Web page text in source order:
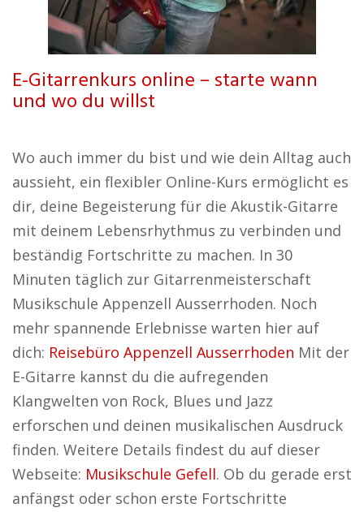
E-Gitarrenkurs online – starte wann
und wo du willst
Wo auch immer du bist und wie dein Alltag auch
aussieht, ein flexibler Online-Kurs ermöglicht es
dir, deine Begeisterung für die Akustik-Gitarre
mit deinem Lebensrhythmus zu verbinden und
beständig Fortschritte zu machen. In 30
Minuten täglich zur Gitarrenmeisterschaft
Musikschule Appenzell Ausserrhoden. Noch
mehr spannende Erlebnisse warten hier auf
dich: Reisebüro Appenzell Ausserrhoden Mit der
E-Gitarre kannst du die aufregenden
Klangwelten von Rock, Blues und Jazz
erforschen und deinen musikalischen Ausdruck
finden. Weitere Details findest du auf dieser
Webseite: Musikschule Gefell. Ob du gerade erst
anfängst oder schon erste Fortschritte